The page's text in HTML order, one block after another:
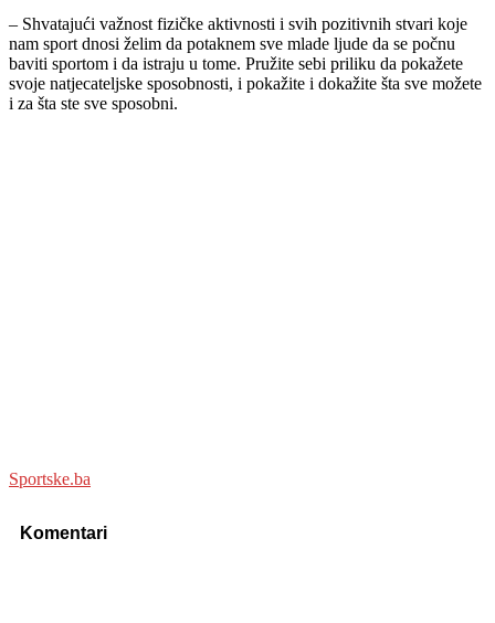
– Shvatajući važnost fizičke aktivnosti i svih pozitivnih stvari koje
nam sport dnosi želim da potaknem sve mlade ljude da se počnu
baviti sportom i da istraju u tome. Pružite sebi priliku da pokažete
svoje natjecateljske sposobnosti, i pokažite i dokažite šta sve možete
i za šta ste sve sposobni.
Sportske.ba
Komentari